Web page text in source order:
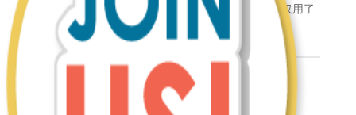
从 优秀的工读生 走到今天的 卓越团队领导✨，她仅用了
两年半的时间。
青春无畏，有梦勇敢追！
向伙伴们分享自己这两年来一步步的改变